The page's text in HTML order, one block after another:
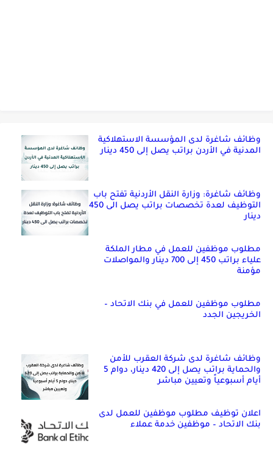
وظائف شاغرة لدى المؤسسة الاستهلاكية
المدنية في الأردن براتب يصل إلى 450 دينار
وظائف شاغرة: وزارة النقل الأردنية تفتح باب
التوظيف لعدة تخصصات براتب يصل الى 450
دينار
مطلوب موظفين للعمل في مطار الملكة
علياء براتب 450 إلى 700 دينار والمواصلات
مؤمنة
مطلوب موظفين للعمل في بنك الاتحاد –
الخريجين الجدد
وظائف شاغرة لدى شركة العقرب للأمن
والحماية براتب يصل إلى 420 دينار، دوام 5
أيام أسبوعياً وتعيين مباشر
اعلان توظيف مطلوب موظفين للعمل لدى
بنك الاتحاد – موظفين خدمة عملاء